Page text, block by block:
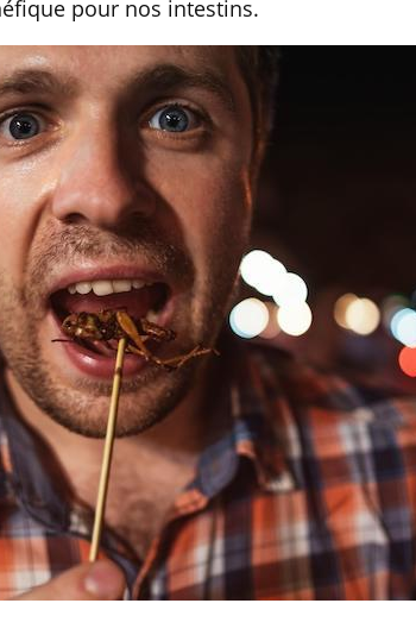
pour nos intestins.
La sieste empêche-t-elle
de dormir la nuit ?
VIH : la fin du comprimé
tous les jours se profile-t-
elle enfin ?
Pourquoi votre ventre
gâche-t-il les premiers
jours de vos vacances ?